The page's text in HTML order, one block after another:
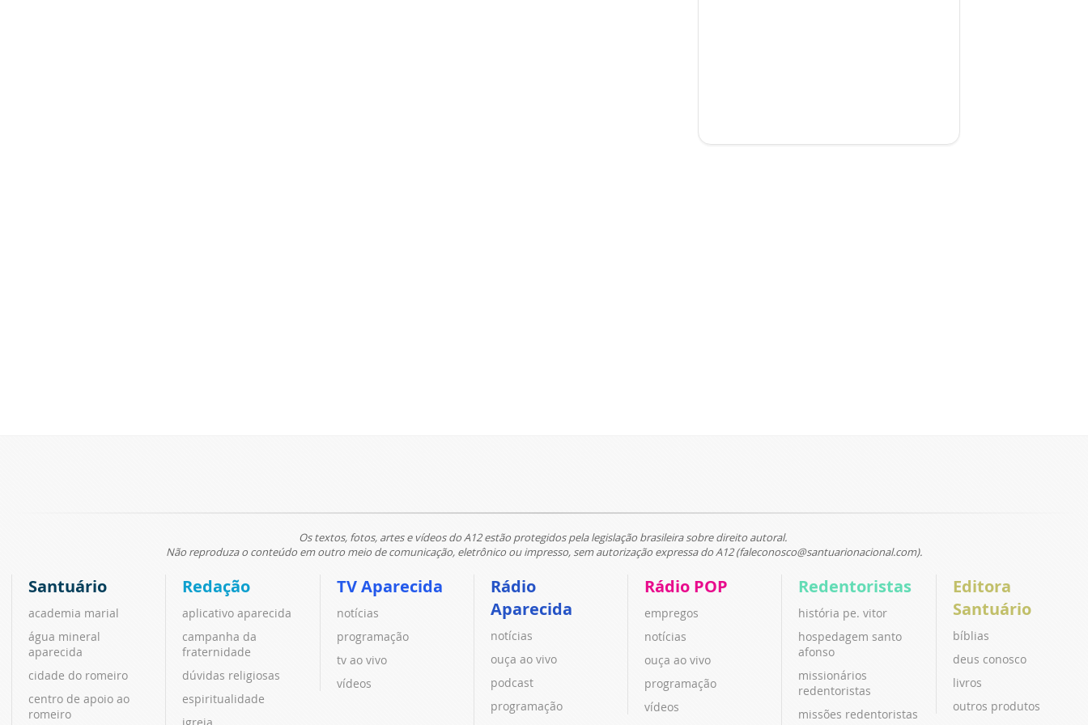
Os textos, fotos, artes e vídeos do A12 estão protegidos pela legislação brasileira sobre direito autoral.
Não reproduza o conteúdo em outro meio de comunicação, eletrônico ou impresso, sem autorização expressa do A12 (faleconosco@santuarionacional.com).
Santuário
academia marial
água mineral
aparecida
cidade do romeiro
centro de apoio ao
romeiro
Redação
aplicativo aparecida
campanha da
fraternidade
dúvidas religiosas
espiritualidade
igreja
TV Aparecida
notícias
programação
tv ao vivo
vídeos
Rádio
Aparecida
notícias
ouça ao vivo
podcast
programação
Rádio POP
empregos
notícias
ouça ao vivo
programação
vídeos
Redentoristas
história pe. vitor
hospedagem santo
afonso
missionários
redentoristas
missões redentoristas
Editora
Santuário
bíblias
deus conosco
livros
outros produtos